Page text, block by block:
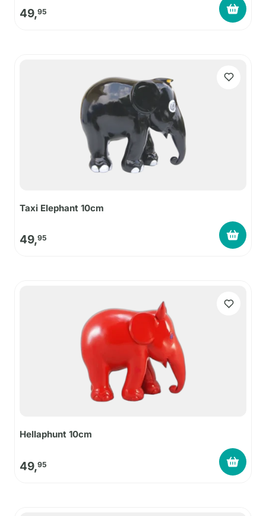
49,95
Taxi Elephant 10cm
49,95
Hellaphunt 10cm
49,95